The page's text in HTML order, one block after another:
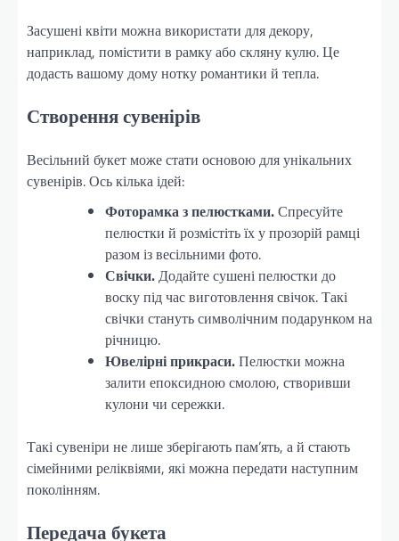
Засушені квіти можна використати для декору,
наприклад, помістити в рамку або скляну кулю. Це
додасть вашому дому нотку романтики й тепла.
Створення сувенірів
Весільний букет може стати основою для унікальних
сувенірів. Ось кілька ідей:
Фоторамка з пелюстками.Спресуйте
пелюстки й розмістіть їх у прозорій рамці
разом із весільними фото.
Свічки.Додайте сушені пелюстки до
воску під час виготовлення свічок. Такі
свічки стануть символічним подарунком на
річницю.
Ювелірні прикраси.Пелюстки можна
залити епоксидною смолою, створивши
кулони чи сережки.
Такі сувеніри не лише зберігають пам’ять, а й стають
сімейними реліквіями, які можна передати наступним
поколінням.
Передача букета